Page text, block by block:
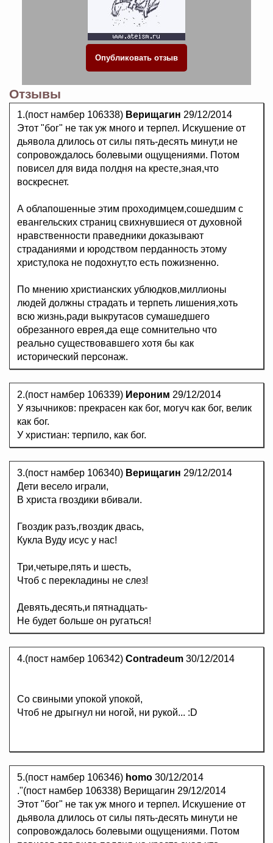
Отзывы
1.(пост намбер 106338) Верищагин 29/12/2014
Этот "бог" не так уж много и терпел. Искушение от
дьявола длилось от силы пять-десять минут,и не
сопровождалось болевыми ощущениями. Потом
повисел для вида полдня на кресте,зная,что
воскреснет.
А облапошенные этим проходимцем,сошедшим с
евангельских страниц свихнувшиеся от духовной
нравственности праведники доказывают
страданиями и юродством перданность этому
христу,пока не подохнут,то есть пожизненно.
По мнению христианских ублюдков,миллионы
людей должны страдать и терпеть лишения,хоть
всю жизнь,ради выкрутасов сумашедшего
обрезанного еврея,да еще сомнительно что
реально существовавшего хотя бы как
исторический персонаж.
2.(пост намбер 106339) Иероним 29/12/2014
У язычников: прекрасен как бог, могуч как бог, велик
как бог.
У христиан: терпило, как бог.
3.(пост намбер 106340) Верищагин 29/12/2014
Дети весело играли,
В христа гвоздики вбивали.
Гвоздик разъ,гвоздик двась,
Кукла Вуду исус у нас!
Три,четыре,пять и шесть,
Чтоб с перекладины не слез!
Девять,десять,и пятнадцать-
Не будет больше он ругаться!
4.(пост намбер 106342) Contradeum 30/12/2014
Со свиными упокой упокой,
Чтоб не дрыгнул ни ногой, ни рукой... :D
5.(пост намбер 106346) homo 30/12/2014
."(пост намбер 106338) Верищагин 29/12/2014
Этот "бог" не так уж много и терпел. Искушение от
дьявола длилось от силы пять-десять минут,и не
сопровождалось болевыми ощущениями. Потом